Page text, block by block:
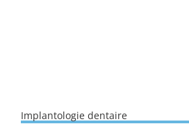
Implantologie dentaire